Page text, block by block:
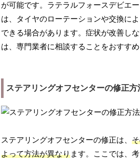
が可能です。ラテラルフォースデビエ
は、タイヤのローテーションや交換に
できる場合があります。症状が改善し
は、専門業者に相談することをおすすめ
ステアリングオフセンターの修正方
ステアリングオフセンターの修正は、
よって方法が異なります。ここでは、